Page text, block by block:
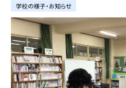
学校の様子・お知らせ